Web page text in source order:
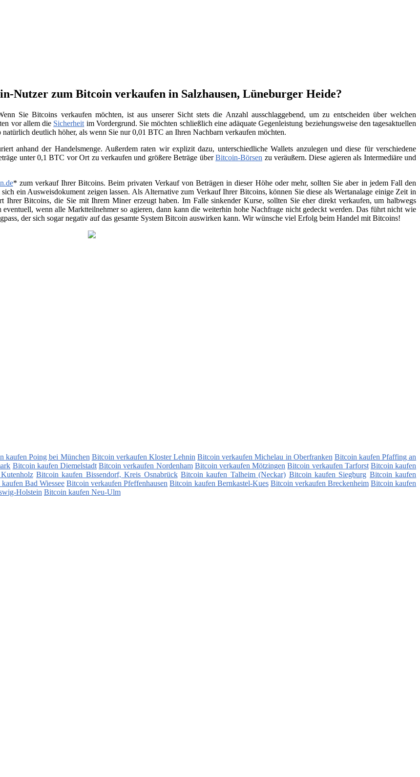
Nutzer zum Bitcoin verkaufen in Salzhausen, Lüneburger Heide?
Sie Bitcoins verkaufen möchten, ist aus unserer Sicht stets die Anzahl ausschlaggebend, um zu entscheiden über welchen
vor allem die Sicherheit im Vordergrund. Sie möchten schließlich eine adäquate Gegenleistung beziehungsweise den tagesaktuellen
deutlich höher, als wenn Sie nur 0,01 BTC an Ihren Nachbarn verkaufen möchten.
anhand der Handelsmenge. Außerdem raten wir explizit dazu, unterschiedliche Wallets anzulegen und diese für verschiedene
unter 0,1 BTC vor Ort zu verkaufen und größere Beträge überBitcoin-Börsen zu veräußern. Diese agieren als Intermediäre und
* zum verkauf Ihrer Bitcoins. Beim privaten Verkauf von Beträgen in dieser Höhe oder mehr, sollten Sie aber in jedem Fall den
ein Ausweisdokument zeigen lassen. Als Alternative zum Verkauf Ihrer Bitcoins, können Sie diese als Wertanalage einige Zeit in
Ihrer Bitcoins, die Sie mit Ihrem Miner erzeugt haben. Im Falle sinkender Kurse, sollten Sie eher direkt verkaufen, um halbwegs
wenn alle Marktteilnehmer so agieren, dann kann die weiterhin hohe Nachfrage nicht gedeckt werden. Das führt nicht wie
der sich sogar negativ auf das gesamte System Bitcoin auswirken kann. Wir wünsche viel Erfolg beim Handel mit Bitcoins!
kaufen Poing bei München Bitcoin verkaufen Kloster Lehnin Bitcoin verkaufen Michelau in Oberfranken Bitcoin kaufen Pfaffing an
Bitcoin kaufen Diemelstadt Bitcoin verkaufen Nordenham Bitcoin verkaufen Mötzingen Bitcoin verkaufen Tarforst Bitcoin kaufen
Bitcoin kaufen Bissendorf, Kreis Osnabrück Bitcoin kaufen Talheim (Neckar) Bitcoin kaufen Siegburg Bitcoin kaufen
Bad Wiessee Bitcoin verkaufen Pfeffenhausen Bitcoin kaufen Bernkastel-Kues Bitcoin verkaufen Breckenheim Bitcoin kaufen
Holstein Bitcoin kaufen Neu-Ulm